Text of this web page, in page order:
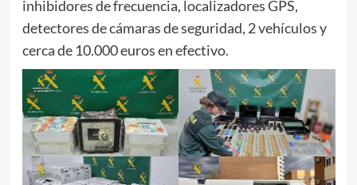
inhibidores de frecuencia, localizadores GPS,
detectores de cámaras de seguridad, 2 vehículos y
cerca de 10.000 euros en efectivo.